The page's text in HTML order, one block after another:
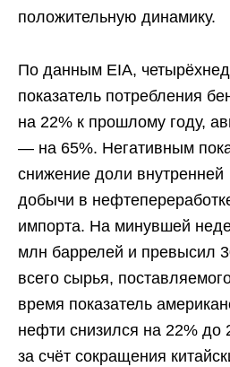
положительную динамику.
По данным EIA,
показатель потребления
на 22% к прошлому году,
— на 65%. Негативным
снижение доли внутренней
добычи в
импорта. На минувшей
млн баррелей и превысил
всего сырья,
время показатель
нефти снизился на 22% до
за счёт сокращения